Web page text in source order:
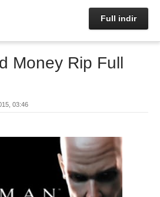
Full indir
Money Rip Full
03:46